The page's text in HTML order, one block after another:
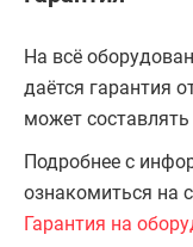
На всё
даётся гарантия
может
Подробнее с
ознакомиться на
Гарантия на